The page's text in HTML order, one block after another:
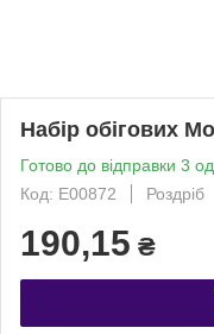
Набір обігових
Готово до відправки 3 од.
Код: Е00872
Роздріб
190,15 ₴